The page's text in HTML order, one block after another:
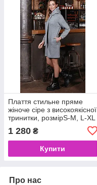
Плаття стильне пряме
жіноче сіре з високоякісної
тринитки, розмірS-M, L-XL
1 280 ₴
Купити
Про нас